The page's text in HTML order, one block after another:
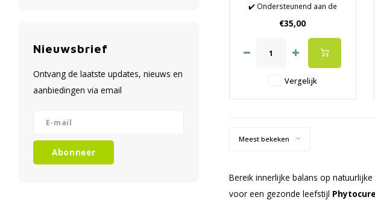
Nieuwsbrief
Ontvang de laatste updates, nieuws en
aanbiedingen via email
Abonneer
✔️ Ondersteunend aan de
✔️ Preventief voor een goed
functioneren
✔️ Anti-stress en anti-aging
mineralen en antioxidanten
✔️ De beste kwaliteit en werk
€35,00
Vergelijk
Meest bekeken
Bereik innerlijke balans op
voor een gezonde leefstijl Phytocure